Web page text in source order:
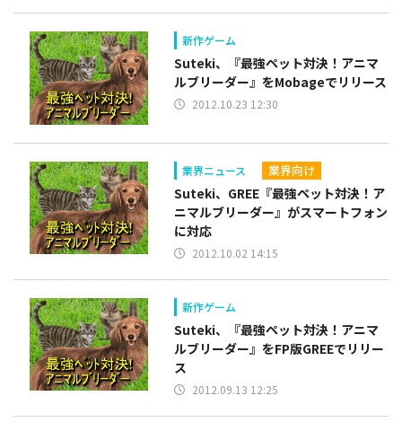
新作ゲーム
Suteki、『最強ペット対決！アニマ
ルブリーダー』をMobageでリリース
2012.10.23 12:30
業界ニュース 業界向け
Suteki、GREE『最強ペット対決！ア
ニマルブリーダー』がスマートフォン
に対応
2012.10.02 14:15
新作ゲーム
Suteki、『最強ペット対決！アニマ
ルブリーダー』をFP版GREEでリリー
ス
2012.09.13 12:25